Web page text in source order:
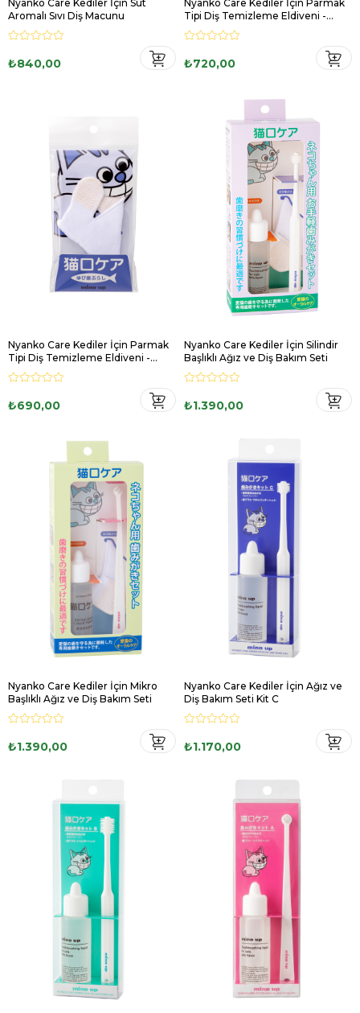
Nyanko Care Kediler İçin Süt
Aromalı Sıvı Diş Macunu
₺840,00
Nyanko Care Kediler İçin Parmak
Tipi Diş Temizleme Eldiveni -
Büyük Boy
₺720,00
Nyanko Care Kediler İçin Parmak
Tipi Diş Temizleme Eldiveni -
Küçük Boy
₺690,00
Nyanko Care Kediler İçin Silindir
Başlıklı Ağız ve Diş Bakım Seti
₺1.390,00
Nyanko Care Kediler İçin Mikro
Başlıklı Ağız ve Diş Bakım Seti
₺1.390,00
Nyanko Care Kediler İçin Ağız ve
Diş Bakım Seti Kit C
₺1.170,00